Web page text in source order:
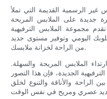
الرسمية القديمة التي تملأ
على الملابس المريحة
مجموعة الملابس الترفيهية
اليومي وتوفير مستوى جديد
من الراحة لخزانة ملابسك.
الملابس المريحة والسهلة.
الجديدة، فإن هذا التصور
الراحة والأناقة والتنوع لخلق